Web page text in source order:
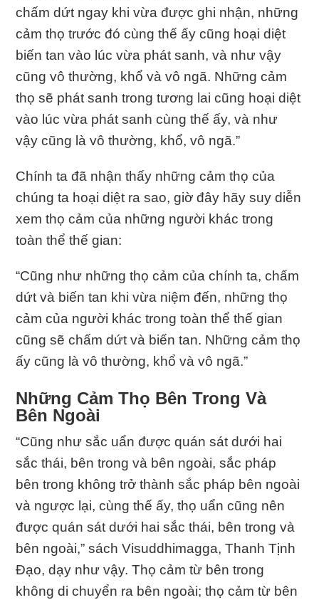
chấm dứt ngay khi vừa được ghi nhận, những
cảm thọ trước đó cùng thế ấy cũng hoại diệt
biến tan vào lúc vừa phát sanh, và như vậy
cũng vô thường, khổ và vô ngã. Những cảm
thọ sẽ phát sanh trong tương lai cũng hoại diệt
vào lúc vừa phát sanh cùng thế ấy, và như
vậy cũng là vô thường, khổ, vô ngã.”
Chính ta đã nhận thấy những cảm thọ của
chúng ta hoại diệt ra sao, giờ đây hãy suy diễn
xem thọ cảm của những người khác trong
toàn thể thế gian:
“Cũng như những thọ cảm của chính ta, chấm
dứt và biến tan khi vừa niệm đến, những thọ
cảm của người khác trong toàn thể thế gian
cũng sẽ chấm dứt và biến tan. Những cảm thọ
ấy cũng là vô thường, khổ và vô ngã.”
Những Cảm Thọ Bên Trong Và
Bên Ngoài
“Cũng như sắc uẩn được quán sát dưới hai
sắc thái, bên trong và bên ngoài, sắc pháp
bên trong không trở thành sắc pháp bên ngoài
và ngược lại, cùng thế ấy, thọ uẩn cũng nên
được quán sát dưới hai sắc thái, bên trong và
bên ngoài,” sách Visuddhimagga, Thanh Tịnh
Ðạo, dạy như vậy. Thọ cảm từ bên trong
không di chuyển ra bên ngoài; thọ cảm từ bên